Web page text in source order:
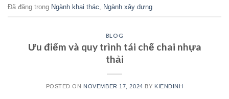
Đã đăng trong Ngành khai thác, Ngành xây dựng
BLOG
Ưu điểm và quy trình tái chế chai nhựa
thải
POSTED ON NOVEMBER 17, 2024 BY KIENDINH